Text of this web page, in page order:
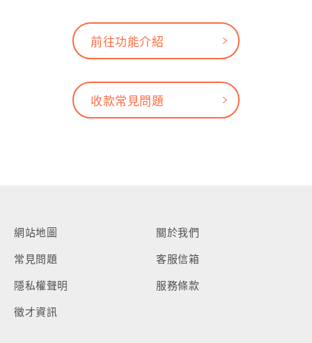
前往功能介紹
收款常見問題
網站地圖
關於我們
常見問題
客服信箱
隱私權聲明
服務條款
徵才資訊